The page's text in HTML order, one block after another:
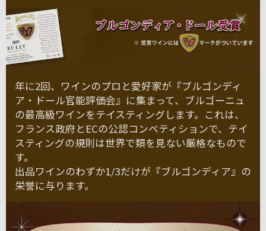
年に2回、ワインのプロと愛好家が『ブルゴンディ
ア・ドール官能評価会』に集まって、ブルゴーニュ
の最高級ワインをテイスティングします。これは、
フランス政府とECの公認コンペティションで、テイ
スティングの規則は世界で類を見ない厳格なもので
す。
出品ワインのわずか1/3だけが『ブルゴンディア』の
栄誉に与ります。